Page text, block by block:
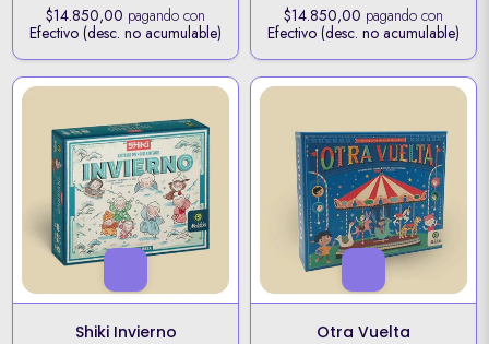
$14.850,00 pagando con
Efectivo (desc. no acumulable)
$14.850,00 pagando con
Efectivo (desc. no acumulable)
Shiki Invierno Otra Vuelta